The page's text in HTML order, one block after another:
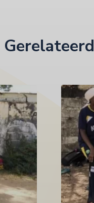
Gerelateerd